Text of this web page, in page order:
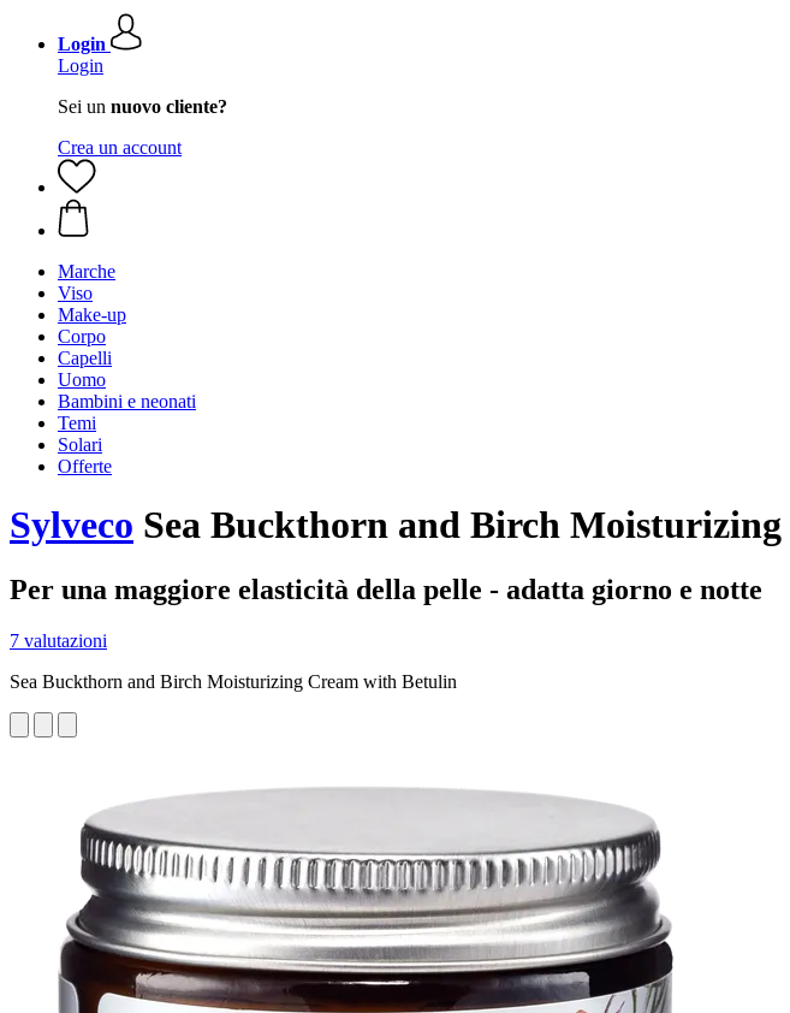
Login
Login
Sei un nuovo cliente?
Crea un account
Marche
Viso
Make-up
Corpo
Capelli
Uomo
Bambini e neonati
Temi
Solari
Offerte
Sylveco Sea Buckthorn and Birch
Per una maggiore elasticità della pelle - adatta giorno e notte
7 valutazioni
Sea Buckthorn and Birch Moisturizing Cream with Betulin